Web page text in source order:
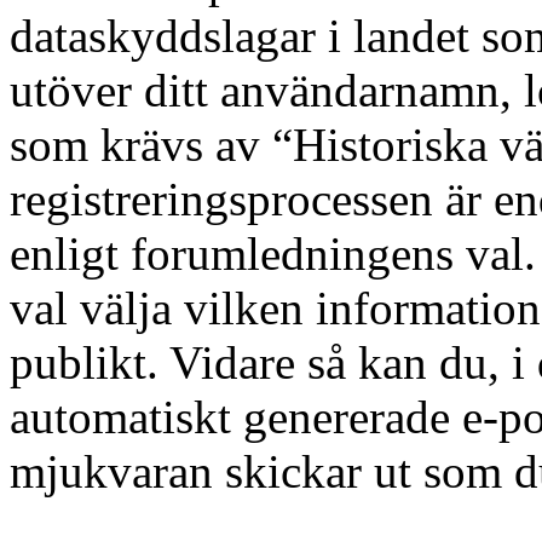
dataskyddslagar i landet
utöver ditt användarnamn,
som krävs av “Historiska
registreringsprocessen är
enligt forumledningens
val välja vilken
publikt. Vidare så kan du,
automatiskt genererade e-
mjukvaran skickar ut som